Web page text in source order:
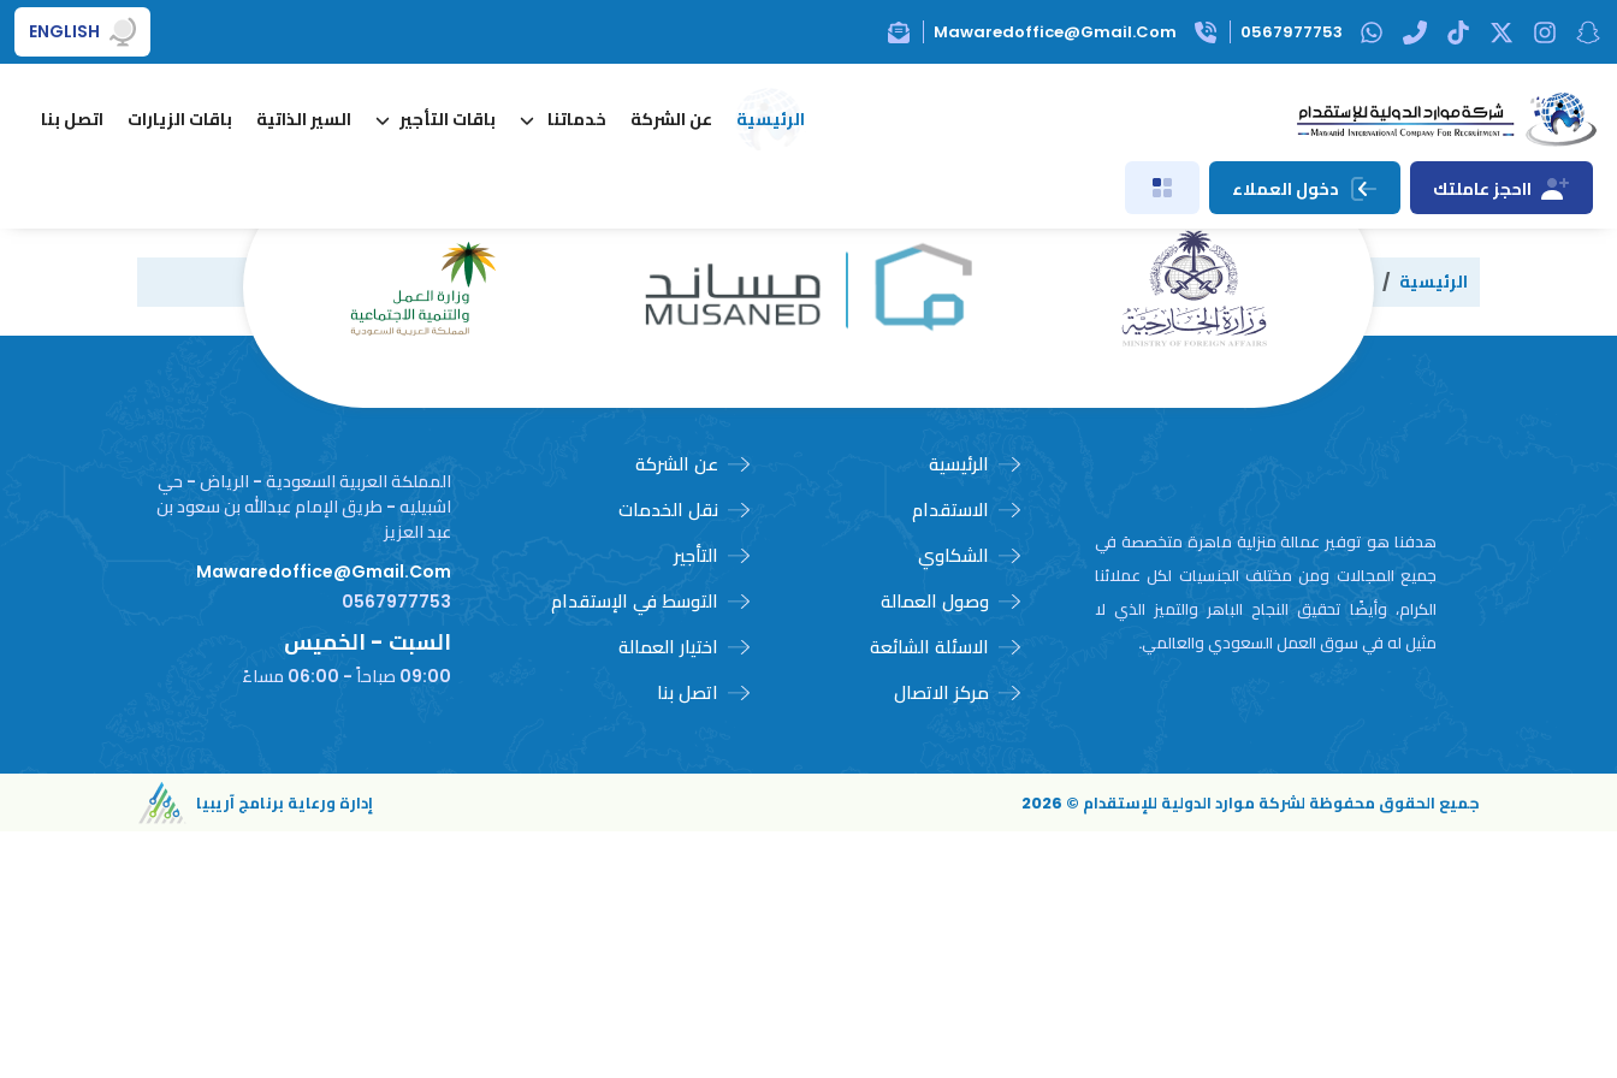
0567977753
Mawaredoffice@gmail.com
ENGLISH
الرئيسية عن الشركة خدماتنا باقات التأجير السير الذاتية باقات الزيارات اتصل بنا
ااحجز عاملتك دخول العملاء
الرئيسية
هدفنا هو توفير عمالة منزلية ماهرة متخصصة في
جميع المجالات ومن مختلف الجنسيات لكل عملائنا
الكرام، وأيضًا تحقيق النجاح الباهر والتميز الذي لا
مثيل له في سوق العمل السعودي والعالمي.
الرئيسية
عن الشركة
الاستقدام
نقل الخدمات
الشكاوي
التأجير
وصول العمالة
التوسط في الإستقدام
الاسئلة الشائعة
اختيار العمالة
مركز الاتصال
اتصل بنا
المملكة العربية السعودية - الرياض - حي
اشبيليه - طريق الإمام عبدالله بن سعود بن
عبد العزيز
Mawaredoffice@gmail.com
0567977753
السبت - الخميس
09:00 صباحاً - 06:00 مساءً
جميع الحقوق محفوظة لشركة موارد الدولية للإستقدام © 2026 إدارة ورعاية برنامج آريبيا